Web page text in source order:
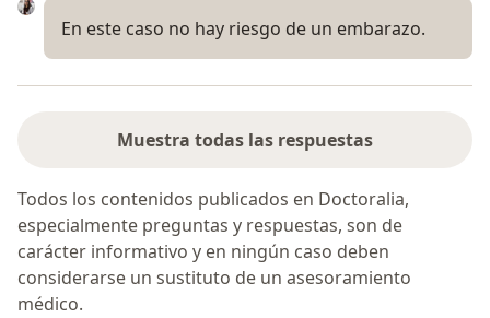
En este caso no hay riesgo de un embarazo.
Muestra todas las respuestas
Todos los contenidos publicados en Doctoralia,
especialmente preguntas y respuestas, son de
carácter informativo y en ningún caso deben
considerarse un sustituto de un asesoramiento
médico.